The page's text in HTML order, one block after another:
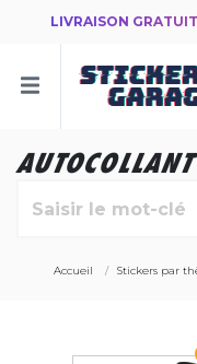
LIVRAISON
Accueil Stickers par